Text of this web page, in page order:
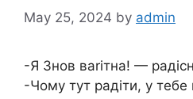
May 25, 2024 by admin
-Я Знов ваrітна! —
-Чому тут радіти, у тебе